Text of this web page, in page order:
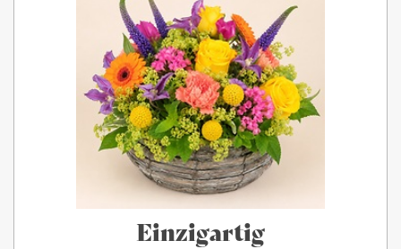
Einzigartig